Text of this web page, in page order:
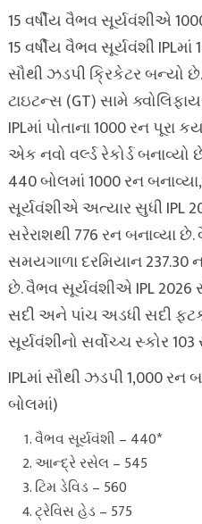
15 વર્ષીય વૈભવ સૂર્યવંશીએ
15 વર્ષીય વૈભવ સૂર્યવંશી IPLમાં
સૌથી ઝડપી ક્રિકેટર બન્યો
ટાઇટન્સ (GT) સામે
IPLમાં પોતાના 1000 રન
એક નવો વર્લ્ડ રેકોર્ડ
440 બોલમાં 1000 રન
સૂર્યવંશીએ અત્યાર સુધી IPL
સરેરાશથી 776 રન બનાવ્યા
સમયગાળા દરમિયાન 237.30
છે. વૈભવ સૂર્યવંશીએ IPL
સદી અને પાંચ અડધી સદી
સૂર્યવંશીનો સર્વોચ્ચ સ્કોર
IPLમાં સૌથી ઝડપી 1,000
બોલમાં)
વૈભવ સૂર્યવંશી – 440*
આન્દ્રે રસેલ – 545
ટિમ ડેવિડ – 560
ટ્રેવિસ હેડ – 575